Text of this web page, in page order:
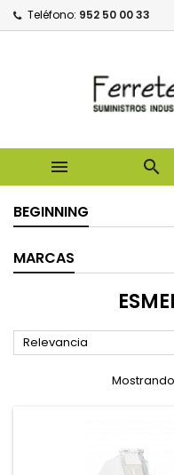
Teléfono: 952 50 00 33
 
BEGINNING
MARCAS
Relevancia